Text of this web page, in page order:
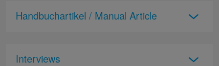
Handbuchartikel / Manual Article
Interviews